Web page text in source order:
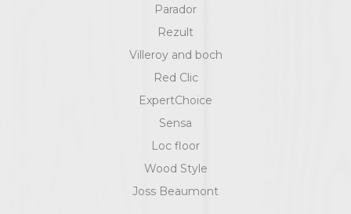
Parador
Rezult
Villeroy and boch
Red Clic
ExpertChoice
Sensa
Loc floor
Wood Style
Joss Beaumont